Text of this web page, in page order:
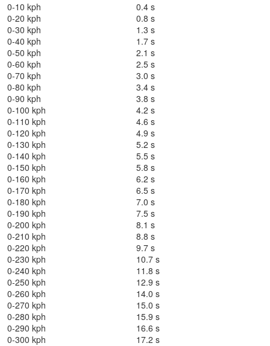
0-10 kph
0.4 s
0-20 kph
0.8 s
0-30 kph
1.3 s
0-40 kph
1.7 s
0-50 kph
2.1 s
0-60 kph
2.5 s
0-70 kph
3.0 s
0-80 kph
3.4 s
0-90 kph
3.8 s
0-100 kph
4.2 s
0-110 kph
4.6 s
0-120 kph
4.9 s
0-130 kph
5.2 s
0-140 kph
5.5 s
0-150 kph
5.8 s
0-160 kph
6.2 s
0-170 kph
6.5 s
0-180 kph
7.0 s
0-190 kph
7.5 s
0-200 kph
8.1 s
0-210 kph
8.8 s
0-220 kph
9.7 s
0-230 kph
10.7 s
0-240 kph
11.8 s
0-250 kph
12.9 s
0-260 kph
14.0 s
0-270 kph
15.0 s
0-280 kph
15.9 s
0-290 kph
16.6 s
0-300 kph
17.2 s